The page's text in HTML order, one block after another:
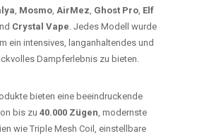
, Mosmo, AirMez, Ghost Pro, Elf
Crystal Vape. Jedes Modell wurde
ein intensives, langanhaltendes und
Dampferlebnis zu bieten.
bieten eine beeindruckende
bis zu 40.000 Zügen, modernste
wie Triple Mesh Coil, einstellbare